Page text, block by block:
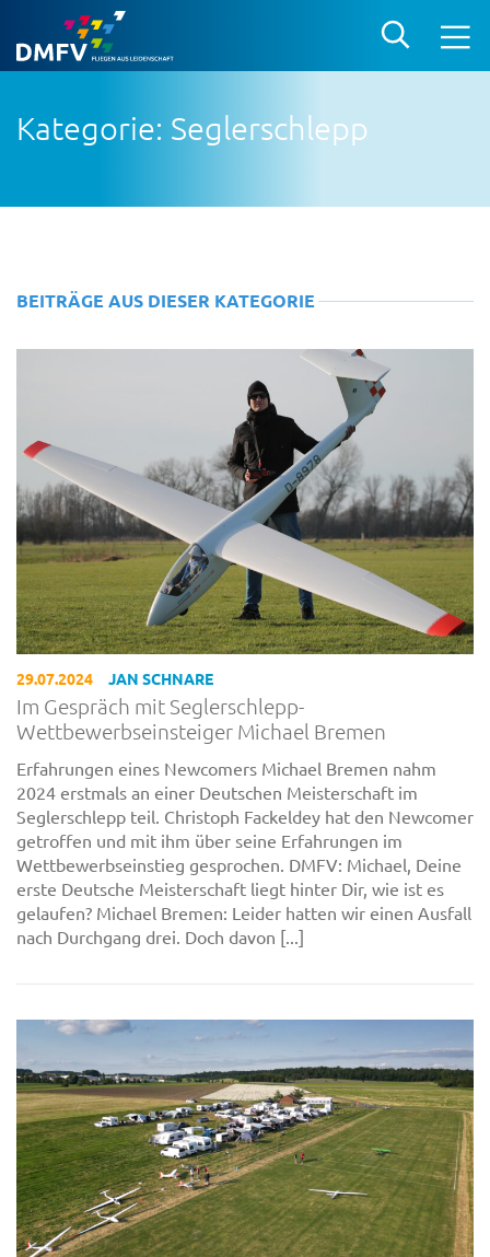
Kategorie: Seglerschlepp
BEITRÄGE AUS DIESER KATEGORIE
29.07.2024 JAN SCHNARE
Im Gespräch mit Seglerschlepp-
Wettbewerbseinsteiger Michael Bremen
Erfahrungen eines Newcomers Michael Bremen nahm
2024 erstmals an einer Deutschen Meisterschaft im
Seglerschlepp teil. Christoph Fackeldey hat den Newcomer
getroffen und mit ihm über seine Erfahrungen im
Wettbewerbseinstieg gesprochen. DMFV: Michael, Deine
erste Deutsche Meisterschaft liegt hinter Dir, wie ist es
gelaufen? Michael Bremen: Leider hatten wir einen Ausfall
nach Durchgang drei. Doch davon [...]